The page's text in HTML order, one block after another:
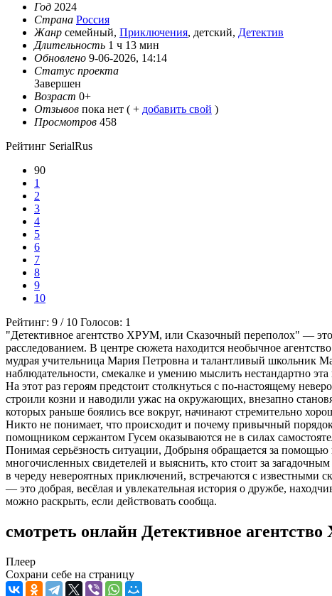
Год 2024
Страна Россия
Жанр семейный, Приключения, детский, Детектив
Длительность 1 ч 13 мин
Обновлено 9-06-2026, 14:14
Статус проекта
Завершен
Возраст 0+
Отзывов пока нет ( + добавить свой )
Просмотров 458
Рейтинг SerialRus
90
1
2
3
4
5
6
7
8
9
10
Рейтинг: 9 / 10 Голосов: 1
"Детективное агентство ХРУМ, или Сказочный переполох" — это
расследованием. В центре сюжета находится необычное
мудрая учительница Мария Петровна и талантливый школьник
наблюдательности, смекалке и умению мыслить нестандартно
На этот раз героям предстоит столкнуться с по-настоящему
строили козни и наводили ужас на окружающих, внезапно
которых раньше боялись все вокруг, начинают стремительно
Никто не понимает, что происходит и почему привычный
помощником сержантом Гусем оказываются не в силах
Понимая серьёзность ситуации, Добрыня обращается за
многочисленных свидетелей и выяснить, кто стоит за
в череду невероятных приключений, встречаются с
— это добрая, весёлая и увлекательная история о дружбе,
можно раскрыть, если действовать сообща.
смотреть онлайн Детективное
Плеер
Сохрани себе на страницу